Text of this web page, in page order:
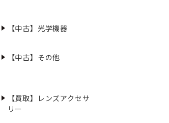
【中古】光学機器
【中古】その他
【買取】レンズアクセサ
リー